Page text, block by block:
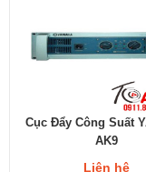
Cục Đẩy Công Suất
AK9
Liên hệ